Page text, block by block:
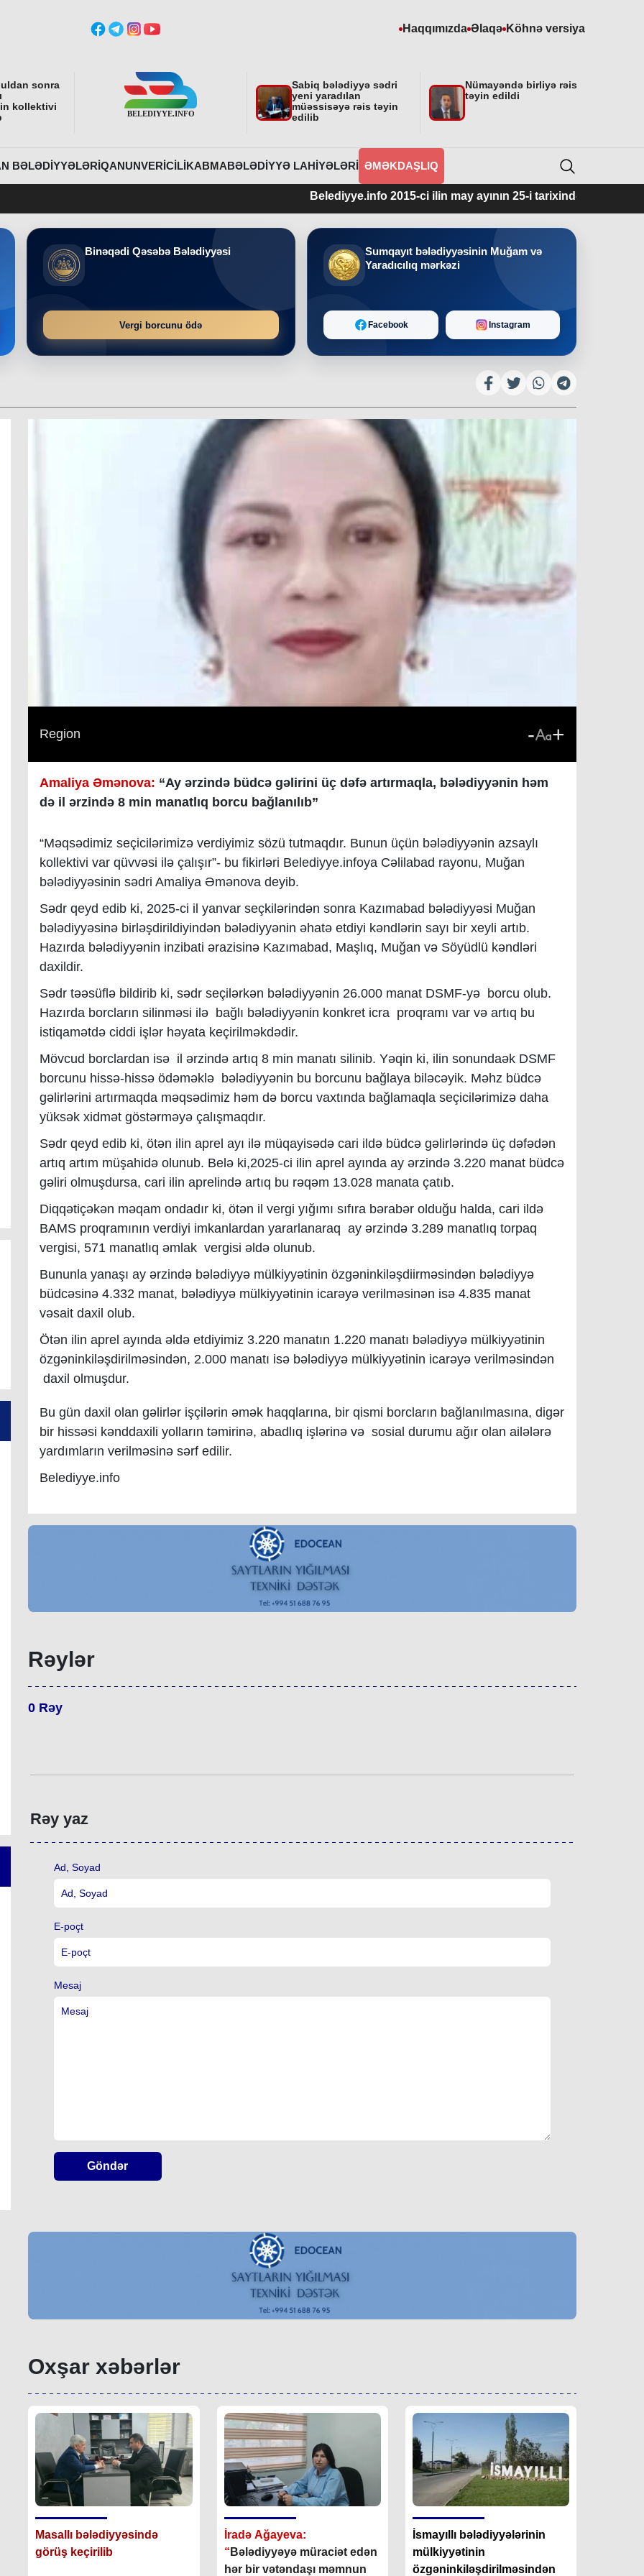
Haqqımızda Əlaqə Köhnə versiya
sonra
kollektivi
Sabiq bələdiyyə sədri
yeni yaradılan
müəssisəyə rəis təyin
edilib
Nümayəndə birliyə rəis
təyin edildi
BƏLƏDIYYƏLƏRIQANUNVERICILIKABMABƏLƏDIYYƏ LAHIYƏLƏRI ƏMƏKDAŞLIQ
Belediyye.info 2015-ci ilin may ayının 25-i tarixindən fəaliyyətdədir.
Binəqədi Qəsəbə Bələdiyyəsi
Vergi borcunu ödə
Sumqayıt bələdiyyəsinin Muğam və
Yaradıcılıq mərkəzi
Facebook Instagram
Region - +
Amaliya Əmənova: “Ay ərzində büdcə gəlirini üç dəfə artırmaqla, bələdiyyənin həm
də il ərzində 8 min manatlıq borcu bağlanılıb”
“Məqsədimiz seçicilərimizə verdiyimiz sözü tutmaqdır. Bunun üçün bələdiyyənin azsaylı
kollektivi var qüvvəsi ilə çalışır”- bu fikirləri Belediyye.infoya Cəlilabad rayonu, Muğan
bələdiyyəsinin sədri Amaliya Əmənova deyib.
Sədr qeyd edib ki, 2025-ci il yanvar seçkilərindən sonra Kazımabad bələdiyyəsi Muğan
bələdiyyəsinə birləşdirildiyindən bələdiyyənin əhatə etdiyi kəndlərin sayı bir xeyli artıb.
Hazırda bələdiyyənin inzibati ərazisinə Kazımabad, Maşlıq, Muğan və Söyüdlü kəndləri
daxildir.
Sədr təəsüflə bildirib ki, sədr seçilərkən bələdiyyənin 26.000 manat DSMF-yə borcu olub.
Hazırda borcların silinməsi ilə bağlı bələdiyyənin konkret icra proqramı var və artıq bu
istiqamətdə ciddi işlər həyata keçirilməkdədir.
Mövcud borclardan isə il ərzində artıq 8 min manatı silinib. Yəqin ki, ilin sonundaək DSMF
borcunu hissə-hissə ödəməklə bələdiyyənin bu borcunu bağlaya biləcəyik. Məhz büdcə
gəlirlərini artırmaqda məqsədimiz həm də borcu vaxtında bağlamaqla seçicilərimizə daha
yüksək xidmət göstərməyə çalışmaqdır.
Sədr qeyd edib ki, ötən ilin aprel ayı ilə müqayisədə cari ildə büdcə gəlirlərində üç dəfədən
artıq artım müşahidə olunub. Belə ki,2025-ci ilin aprel ayında ay ərzində 3.220 manat büdcə
gəliri olmuşdursa, cari ilin aprelində artıq bu rəqəm 13.028 manata çatıb.
Diqqətiçəkən məqam ondadır ki, ötən il vergi yığımı sıfıra bərabər olduğu halda, cari ildə
BAMS proqramının verdiyi imkanlardan yararlanaraq ay ərzində 3.289 manatlıq torpaq
vergisi, 571 manatlıq əmlak vergisi əldə olunub.
Bununla yanaşı ay ərzində bələdiyyə mülkiyyətinin özgəninkiləşdiirməsindən bələdiyyə
büdcəsinə 4.332 manat, bələdiyyə mülkiyyətinin icarəyə verilməsinən isə 4.835 manat
vəsait daxil olub.
Ötən ilin aprel ayında əldə etdiyimiz 3.220 manatın 1.220 manatı bələdiyyə mülkiyyətinin
özgəninkiləşdirilməsindən, 2.000 manatı isə bələdiyyə mülkiyyətinin icarəyə verilməsindən
daxil olmuşdur.
Bu gün daxil olan gəlirlər işçilərin əmək haqqlarına, bir qismi borcların bağlanılmasına, digər
bir hissəsi kənddaxili yolların təmirinə, abadlıq işlərinə və sosial durumu ağır olan ailələrə
yardımların verilməsinə sərf edilir.
Belediyye.info
Rəylər
0 Rəy
Rəy yaz
Ad, Soyad
E-poçt
Mesaj
Göndər
Oxşar xəbərlər
Masallı bələdiyyəsində
görüş keçirilib
İradə Ağayeva:
“ Bələdiyyəyə müraciət edən
hər bir vətəndaşı məmnun
İsmayıllı bələdiyyələrinin
mülkiyyətinin
özgəninkiləşdirilməsindən